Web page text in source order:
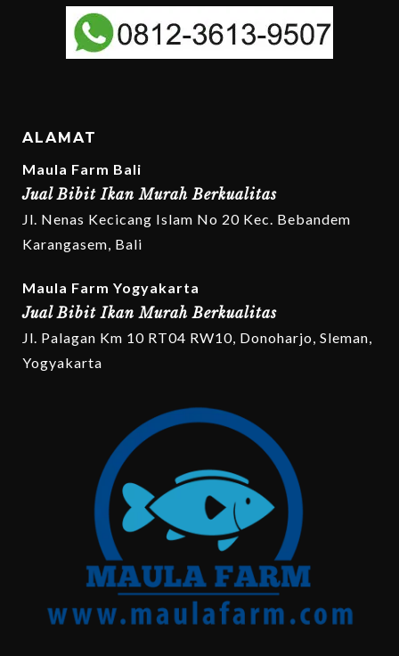
ALAMAT
Maula Farm Bali
Jual Bibit Ikan Murah Berkualitas
Jl. Nenas Kecicang Islam No 20 Kec. Bebandem
Karangasem, Bali
Maula Farm Yogyakarta
Jual Bibit Ikan Murah Berkualitas
Jl. Palagan Km 10 RT04 RW10, Donoharjo, Sleman,
Yogyakarta